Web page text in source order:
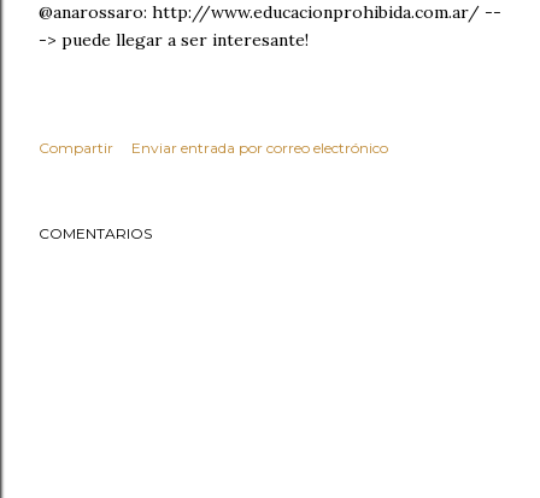
@anarossaro: http://www.educacionprohibida.com.ar/ --
-> puede llegar a ser interesante!
Compartir Enviar entrada por correo electrónico
COMENTARIOS